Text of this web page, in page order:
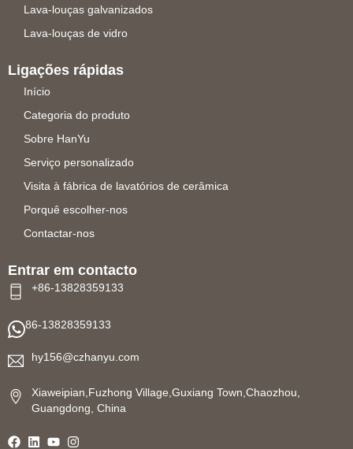
Lava-louças galvanizados
Lava-louças de vidro
Ligações rápidas
Início
Categoria do produto
Sobre HanYu
Serviço personalizado
Visita à fábrica de lavatórios de cerâmica
Porquê escolher-nos
Contactar-nos
Entrar em contacto
+86-13828359133
86-13828359133
hy156@czhanyu.com
Xiaweipian,Fuzhong Village,Guxiang Town,Chaozhou,
Guangdong, China